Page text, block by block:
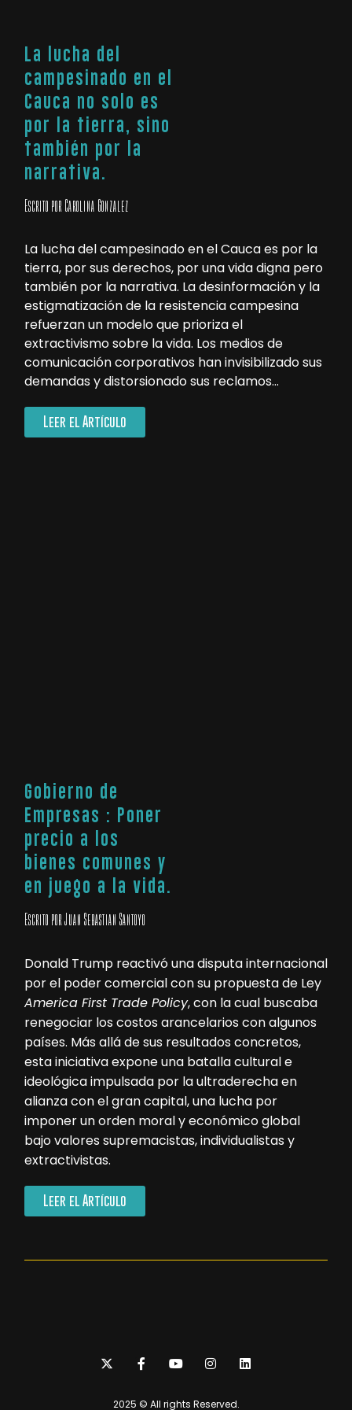
La lucha del
campesinado en el
Cauca no solo es
por la tierra, sino
también por la
narrativa.
Escrito por Carolina Gonzalez
La lucha del campesinado en el Cauca es por la
tierra, por sus derechos, por una vida digna pero
también por la narrativa. La desinformación y la
estigmatización de la resistencia campesina
refuerzan un modelo que prioriza el
extractivismo sobre la vida. Los medios de
comunicación corporativos han invisibilizado sus
demandas y distorsionado sus reclamos…
Leer el Artículo
Gobierno de
Empresas : Poner
precio a los
bienes comunes y
en juego a la vida.
Escrito por Juan Sebástian Santoyo
Donald Trump reactivó una disputa internacional
por el poder comercial con su propuesta de Ley
America First Trade Policy, con la cual buscaba
renegociar los costos arancelarios con algunos
países. Más allá de sus resultados concretos,
esta iniciativa expone una batalla cultural e
ideológica impulsada por la ultraderecha en
alianza con el gran capital, una lucha por
imponer un orden moral y económico global
bajo valores supremacistas, individualistas y
extractivistas.
Leer el Artículo
2025 © All rights Reserved.